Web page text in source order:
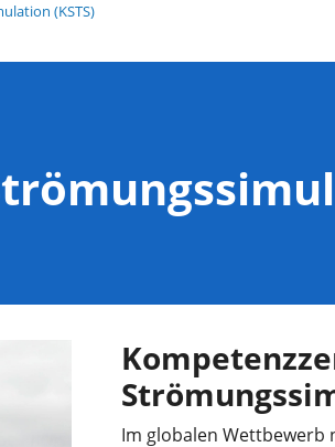
(KSTS)
Im globalen Wettbewerb